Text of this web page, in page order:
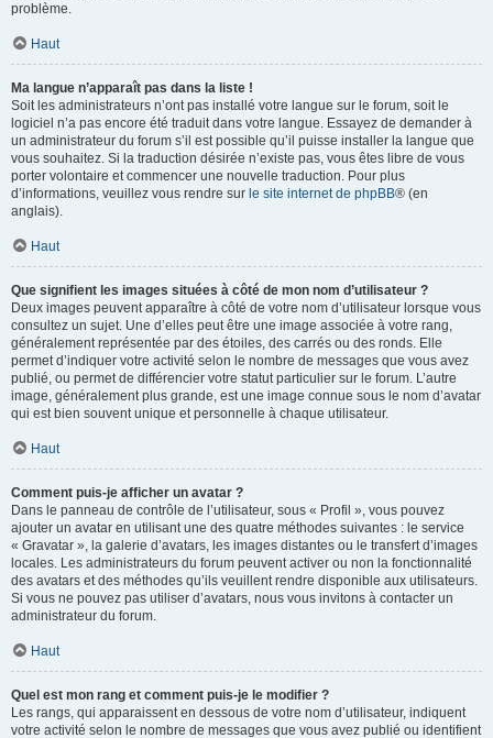
problème.
Haut
Ma langue n’apparaît pas dans la liste !
Soit les administrateurs n’ont pas installé votre langue sur le forum, soit le
logiciel n’a pas encore été traduit dans votre langue. Essayez de demander à
un administrateur du forum s’il est possible qu’il puisse installer la langue que
vous souhaitez. Si la traduction désirée n’existe pas, vous êtes libre de vous
porter volontaire et commencer une nouvelle traduction. Pour plus
d’informations, veuillez vous rendre sur le site internet de phpBB® (en
anglais).
Haut
Que signifient les images situées à côté de mon nom d’utilisateur ?
Deux images peuvent apparaître à côté de votre nom d’utilisateur lorsque vous
consultez un sujet. Une d’elles peut être une image associée à votre rang,
généralement représentée par des étoiles, des carrés ou des ronds. Elle
permet d’indiquer votre activité selon le nombre de messages que vous avez
publié, ou permet de différencier votre statut particulier sur le forum. L’autre
image, généralement plus grande, est une image connue sous le nom d’avatar
qui est bien souvent unique et personnelle à chaque utilisateur.
Haut
Comment puis-je afficher un avatar ?
Dans le panneau de contrôle de l’utilisateur, sous « Profil », vous pouvez
ajouter un avatar en utilisant une des quatre méthodes suivantes : le service
« Gravatar », la galerie d’avatars, les images distantes ou le transfert d’images
locales. Les administrateurs du forum peuvent activer ou non la fonctionnalité
des avatars et des méthodes qu’ils veuillent rendre disponible aux utilisateurs.
Si vous ne pouvez pas utiliser d’avatars, nous vous invitons à contacter un
administrateur du forum.
Haut
Quel est mon rang et comment puis-je le modifier ?
Les rangs, qui apparaissent en dessous de votre nom d’utilisateur, indiquent
votre activité selon le nombre de messages que vous avez publié ou identifient